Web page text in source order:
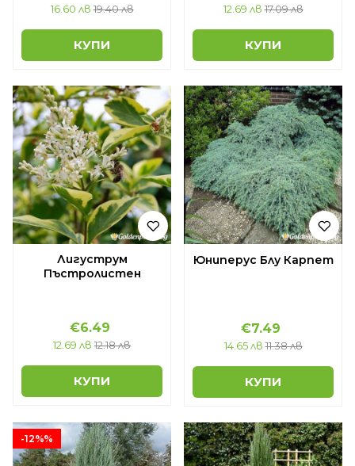
16.60 лв 19.40 лв
КУПИ
12.69 лв 17.09 лв
КУПИ
Лигуструм
Пъстролистен
€6.49
12.69 лв 12.18 лв
КУПИ
Юниперус Блу Карпет
€7.49
14.65 лв 11.38 лв
КУПИ
-12%%